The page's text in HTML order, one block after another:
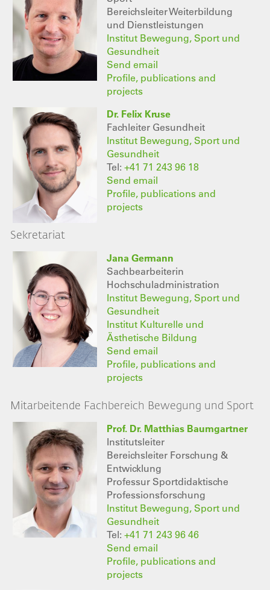
Bereichsleiter Weiterbildung
und Dienstleistungen
Institut Bewegung, Sport und
Gesundheit
Send email
Profile, publications and
projects
Dr. Felix Kruse
Fachleiter Gesundheit
Institut Bewegung, Sport und
Gesundheit
Tel: +41 71 243 96 18
Send email
Profile, publications and
projects
Sekretariat
Jana Germann
Sachbearbeiterin
Hochschuladministration
Institut Bewegung, Sport und
Gesundheit
Institut Kulturelle und
Ästhetische Bildung
Send email
Profile, publications and
projects
Mitarbeitende Fachbereich Bewegung und Sport
Prof. Dr. Matthias Baumgartner
Institutsleiter
Bereichsleiter Forschung &
Entwicklung
Professur Sportdidaktische
Professionsforschung
Institut Bewegung, Sport und
Gesundheit
Tel: +41 71 243 96 46
Send email
Profile, publications and
projects